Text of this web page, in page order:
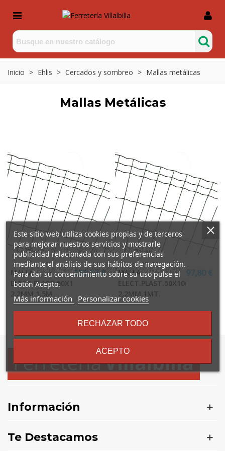
Inicio > Ehlis > Cercados y sombreo > Mallas metálicas
Mallas Metálicas
MALLA
ELECT.PLAST.50X100
2,2MM 1,5M
133,17 €
MALLA
ELECT.PLAST.50X100
2,2MM.1MT.
Mostrando1-2 de 2 artículo(s)
Información
Te Destacamos
Este sitio web utiliza cookies propias y de terceros
para mejorar nuestros servicios y mostrarle
publicidad relacionada con sus preferencias
mediante el análisis de sus hábitos de navegación.
Para dar su consentimiento sobre su uso pulse el
botón Acepto.
Más información
sobre
términos
condiciones
Personalizar cookies
RECHAZAR TODO
ACEPTO